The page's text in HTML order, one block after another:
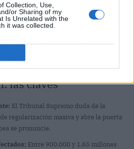
Collection, Use,
or Sharing of my
Is Unrelated with the
it was collected.
Con el nuevo Pacto de
la tensión entre las
y la armonización
como uno de los grandes
meses.
las claves
El Tribunal Supremo duda de la
regularización masiva y abre la puerta
se pronuncie.
Entre 900.000 y 1,65 millones